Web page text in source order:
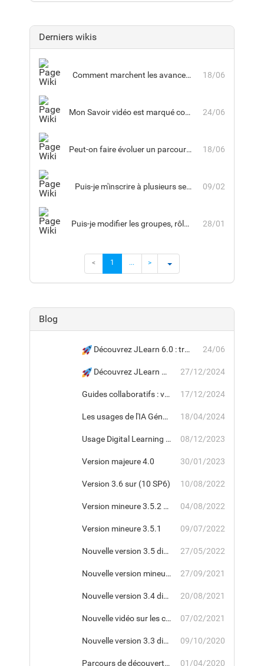
Derniers wikis
Comment marchent les avancements sur les parcours avec session ? 18/06
Mon Savoir vidéo est marqué comme « Terminé », mais la progression affichée est inférieure à 100 %. Est-ce normal ? 24/06
Peut-on faire évoluer un parcours déjà utilisé par des apprenants ? Garde-t-on l’historique des participations ? 18/06
Puis-je m'inscrire à plusieurs sessions d'une même formation 09/02
Puis-je modifier les groupes, rôles ou workflows standard dans JLearn ? 28/01
< 1 ... >
Blog
Découvrez JLearn 6.0 : traçabilité renforcée, validation humaine et pilotage avancé de vos parcours 24/06
Découvrez JLearn 5.0 : une version majeure pour améliorer votre expérience de formation. 27/12/2024
Guides collaboratifs : version 4.2 du module JGuide 17/12/2024
Les usages de l'IA Générative pour JLearn 18/04/2024
Usage Digital Learning : Version 4.1. 08/12/2023
Version majeure 4.0 30/01/2023
Version 3.6 sur (10 SP6) 10/08/2022
Version mineure 3.5.2 (10 SP5) 04/08/2022
Version mineure 3.5.1 09/07/2022
Nouvelle version 3.5 disponible 27/05/2022
Nouvelle version mineure 3.4.1 disponible 27/09/2021
Nouvelle version 3.4 disponible 20/08/2021
Nouvelle vidéo sur les classes virtuelles 07/02/2021
Nouvelle version 3.3 disponible 09/10/2020
Parcours de découverte pour Apprenant 01/04/2020